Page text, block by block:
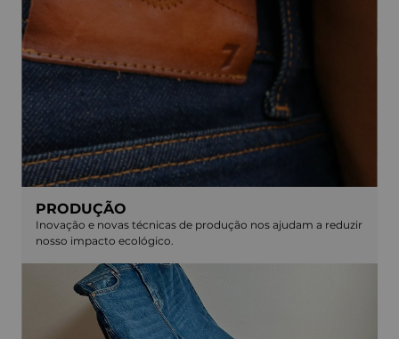
PRODUÇÃO
Inovação e novas técnicas de produção nos ajudam a reduzir
nosso impacto ecológico.